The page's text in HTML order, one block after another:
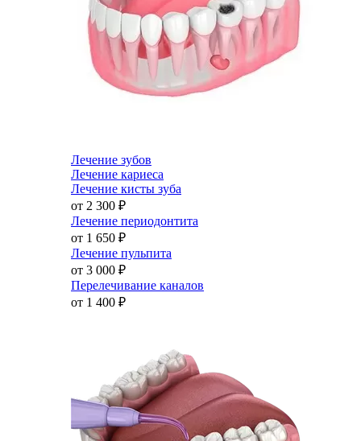
Лечение зубов
Лечение кариеса
Лечение кисты зуба
от 2 300 ₽
Лечение периодонтита
от 1 650 ₽
Лечение пульпита
от 3 000 ₽
Перелечивание каналов
от 1 400 ₽